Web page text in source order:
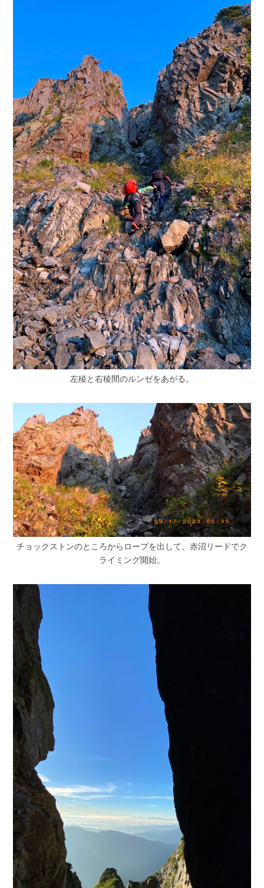
左稜と右稜間のルンゼをあがる。
チョックストンのところからロープを出して、赤沼リードでク
ライミング開始。